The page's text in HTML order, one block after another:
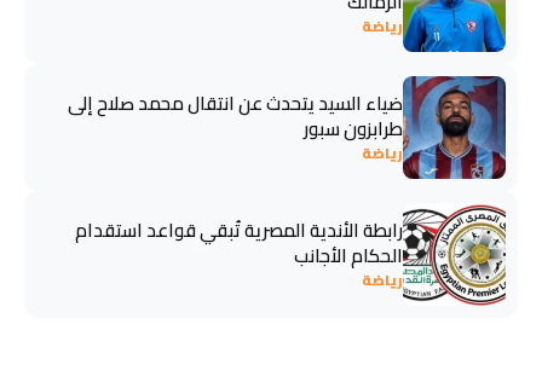
رياضة
ضياء السيد يتحدث عن انتقال محمد صلاح إلى
طرابزون سبور
رياضة
رابطة الأندية المصرية تُبقي قواعد استقدام
الحكام الأجانب
رياضة